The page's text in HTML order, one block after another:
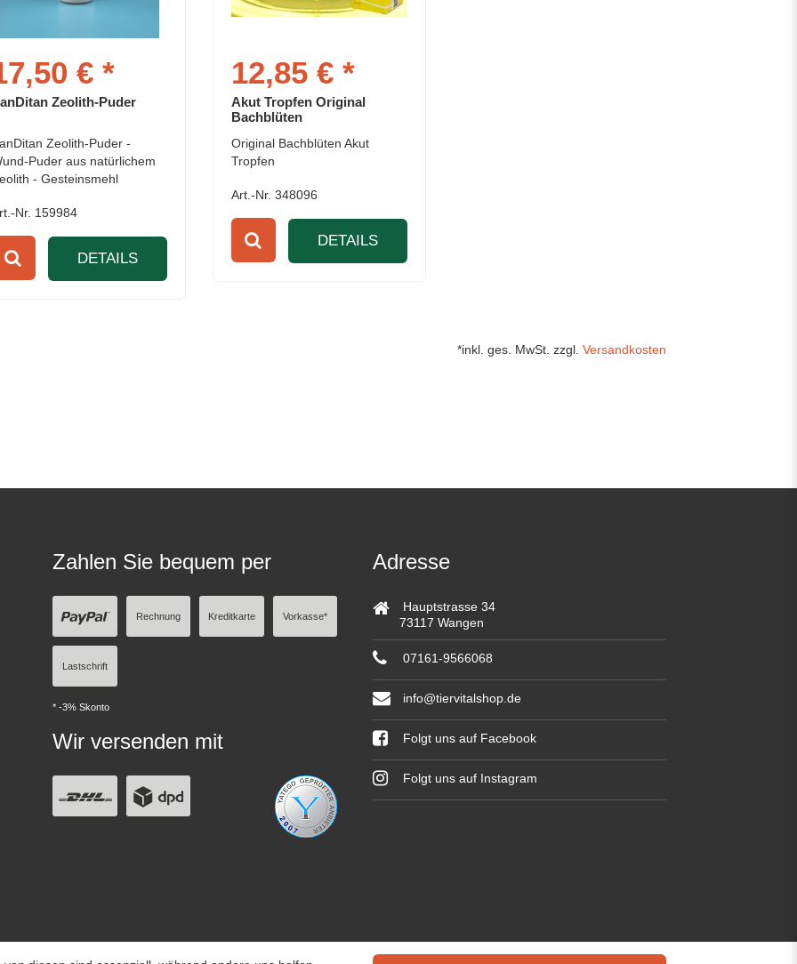
€ *
Zeolith-Puder
Zeolith-Puder -
Puder aus natürlichem
- Gesteinsmehl
Nr. 159984
DETAILS
12,85 € *
Akut Tropfen Original
Bachblüten
Original Bachblüten Akut
Tropfen
Art.-Nr. 348096
DETAILS
*inkl. ges. MwSt. zzgl. Versandkosten
Zahlen Sie bequem per
Rechnung Kreditkarte Vorkasse*
Lastschrift
* -3% Skonto
Wir versenden mit
Adresse
Hauptstrasse 34
73117 Wangen
07161-9566068
info@tiervitalshop.de
Folgt uns auf Facebook
Folgt uns auf Instagram